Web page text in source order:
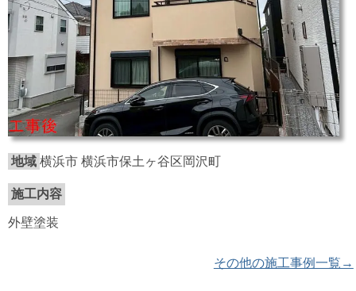
地域 横浜市 横浜市保土ヶ谷区岡沢町
施工内容
外壁塗装
その他の施工事例一覧→